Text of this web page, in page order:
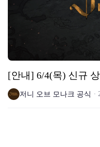
[안내] 6/4(목) 신규
저니 오브 모나크 공식